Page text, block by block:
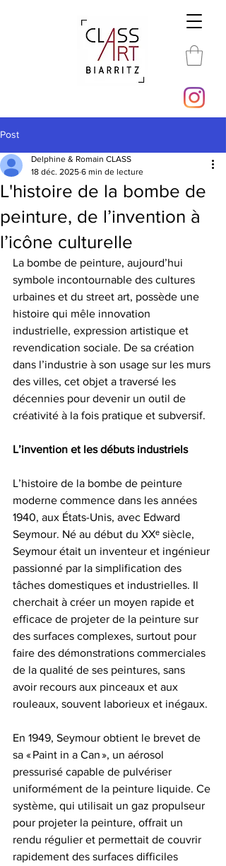
Post
L'histoire de la bombe de
peinture, de l’invention à
l’icône culturelle
Delphine & Romain CLASS
18 déc. 2025 6 min de lecture
La bombe de peinture, aujourd’hui
symbole incontournable des cultures
urbaines et du street art, possède une
histoire qui mêle innovation
industrielle, expression artistique et
revendication sociale. De sa création
dans l’industrie à son usage sur les murs
des villes, cet objet a traversé les
décennies pour devenir un outil de
créativité à la fois pratique et subversif.
L’invention et les débuts industriels
L’histoire de la bombe de peinture
moderne commence dans les années
1940, aux États-Unis, avec Edward
Seymour. Né au début du XXᵉ siècle,
Seymour était un inventeur et ingénieur
passionné par la simplification des
tâches domestiques et industrielles. Il
cherchait à créer un moyen rapide et
efficace de projeter de la peinture sur
des surfaces complexes, surtout pour
faire des démonstrations commerciales
de la qualité de ses peintures, sans
avoir recours aux pinceaux et aux
rouleaux, souvent laborieux et inégaux.
En 1949, Seymour obtient le brevet de
sa « Paint in a Can », un aérosol
pressurisé capable de pulvériser
uniformément de la peinture liquide. Ce
système, qui utilisait un gaz propulseur
pour projeter la peinture, offrait un
rendu régulier et permettait de couvrir
rapidement des surfaces difficiles